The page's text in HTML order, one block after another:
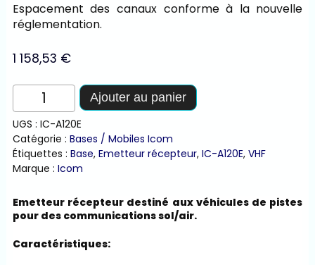
Espacement des canaux conforme à la nouvelle
réglementation.
1 158,53 €
quantité
IC-
A120E
Ajouter au panier
UGS : IC-A120E
Catégorie : Bases / Mobiles Icom
Étiquettes : Base, Emetteur récepteur, IC-A120E, VHF
Marque : Icom
Emetteur récepteur destiné aux véhicules de pistes
pour des communications sol/air.
Caractéristiques: